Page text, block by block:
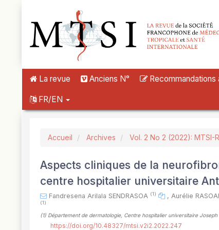
##plugins.themes.novelty.accessible_menu.main_content##
##plugins.themes.novelty.accessible_menu.sidebar##
La revue Anciens N° Recommandations
FR/EN
Accueil Archives Vol. 2 No 2 (2022): MTSI-
Aspects cliniques de la
centre hospitalier universitaire
Fandresena Arilala SENDRASOA (1) , Aurélie
(1)
(1) Département de dermatologie, Centre hospitalier universitaire
https://doi.org/10.48327/mtsi.v2i2.2022.247